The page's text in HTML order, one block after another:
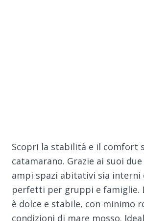
Scopri la stabilità e il comfort
catamarano. Grazie ai suoi
ampi spazi abitativi sia interni
perfetti per gruppi e famiglie.
è dolce e stabile, con minimo
condizioni di mare mosso.